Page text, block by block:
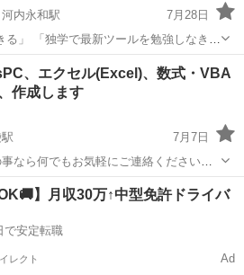
内永和駅
7月28日
る」 「独学で最新ツールを勉強しなき
ト
では、 本当の成果は出ません。 忙しい
内永和駅
、エクセル(Excel)、数式・VBA
作成します
7月7日
なら何でもお気軽にご連絡ください。
の対策幅広く教えます！ ツール作成も
ン教室よりお得です！ プログラミ
VBA vba
】月収30万↑中型免許ドライバ
で安定転職
レクト Ad